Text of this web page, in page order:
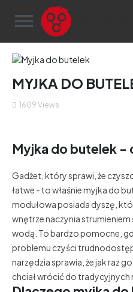
menu
MYJKA DO
1609 Views
Myjka do butelek -
Gadżet, który sprawi, że
łatwe - to właśnie myjka do
modułowa posiada dyszę,
wnętrze naczynia
wodą. To bardzo pomocne,
problemu czyści
narzędzia sprawia, że jak raz
chciał wrócić do tradycyjnych